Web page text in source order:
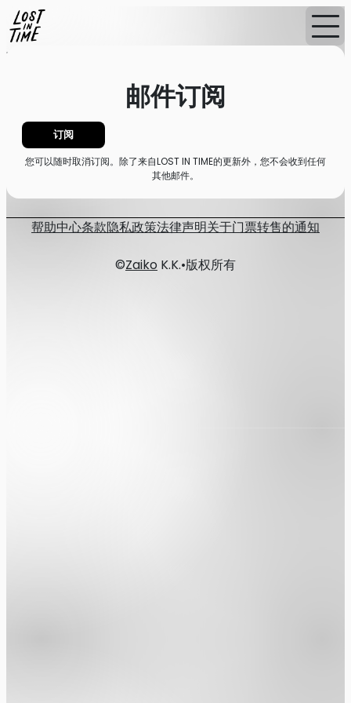
首页
邮件订阅
订阅
您可以随时取消订阅。除了来自LOST IN TIME的更新外，您不会收到任何
其他邮件。
帮助中心条款隐私政策法律声明关于门票转售的通知
©Zaiko K.K.•版权所有